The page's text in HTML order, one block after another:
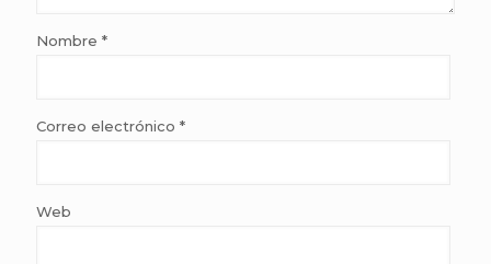
Nombre *
Correo electrónico *
Web